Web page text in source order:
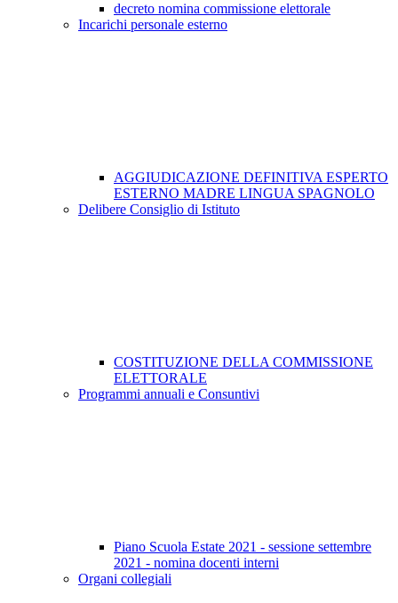
decreto nomina commissione elettorale
Incarichi personale esterno
AGGIUDICAZIONE DEFINITIVA ESPERTO
ESTERNO MADRE LINGUA SPAGNOLO
Delibere Consiglio di Istituto
COSTITUZIONE DELLA COMMISSIONE
ELETTORALE
Programmi annuali e Consuntivi
Piano Scuola Estate 2021 - sessione settembre
2021 - nomina docenti interni
Organi collegiali